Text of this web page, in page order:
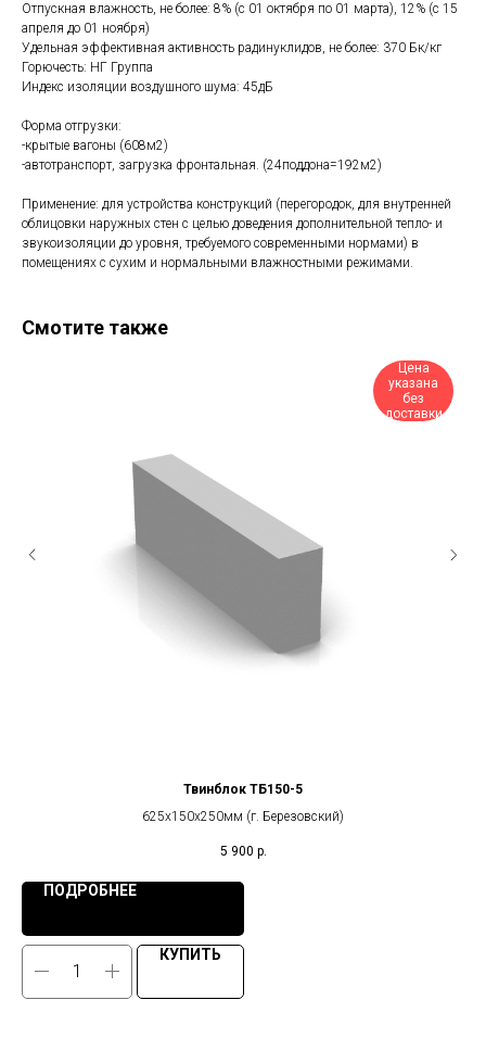
Отпускная влажность, не более: 8% (с 01 октября по 01 марта), 12% (с 15
апреля до 01 ноября)
Удельная эффективная активность радинуклидов, не более: 370 Бк/кг
Горючесть: НГ Группа
Индекс изоляции воздушного шума: 45дБ
Форма отгрузки:
-крытые вагоны (608м2)
-автотранспорт, загрузка фронтальная. (24поддона=192м2)
Применение: для устройства конструкций (перегородок, для внутренней
облицовки наружных стен с целью доведения дополнительной тепло- и
звукоизоляции до уровня, требуемого современными нормами) в
помещениях с сухим и нормальными влажностными режимами.
Смотите также
Цена
указана
без
доставки
Твинблок ТБ150-5
625х150х250мм (г. Березовский)
5 900 р.
ПОДРОБНЕЕ
КУПИТЬ